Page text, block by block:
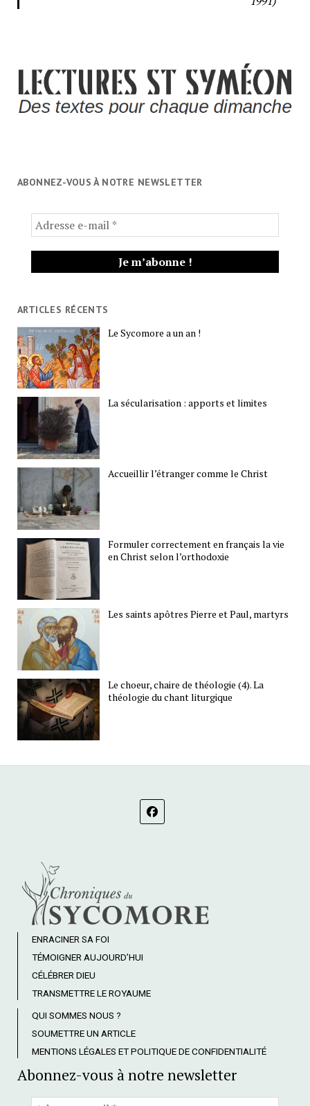
ABONNEZ-VOUS À NOTRE NEWSLETTER
ARTICLES RÉCENTS
Le Sycomore a un an !
La sécularisation : apports et limites
Accueillir l’étranger comme le Christ
Formuler correctement en français la vie
en Christ selon l’orthodoxie
Les saints apôtres Pierre et Paul, martyrs
Le choeur, chaire de théologie (4). La
théologie du chant liturgique
ENRACINER SA FOI
TÉMOIGNER AUJOURD’HUI
CÉLÉBRER DIEU
TRANSMETTRE LE ROYAUME
QUI SOMMES NOUS ?
SOUMETTRE UN ARTICLE
MENTIONS LÉGALES ET POLITIQUE DE CONFIDENTIALITÉ
Abonnez-vous à notre newsletter